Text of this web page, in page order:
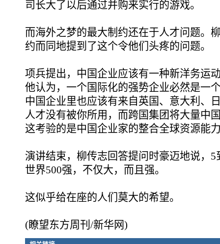
司长大了以后通过并购来实行的游戏。
而海外之梦的最大制约还在于人才问题。
约而同地提到了这个令他们头疼的问题。
项兵提出，中国企业应该有一种新洋务运
他认为，一个国际化的强势企业必然是一
中国企业里也应该有来自英国、意大利、
人才没有被你所用，而跨国集团将大量中
这考验的是中国企业家的整合全球资源能
演讲结束，柳传志回答提问时豪迈地说，
世界500强，不仅大，而且强。
这似乎给在座的人们莫大的希望。
(瞭望东方周刊/新华网)